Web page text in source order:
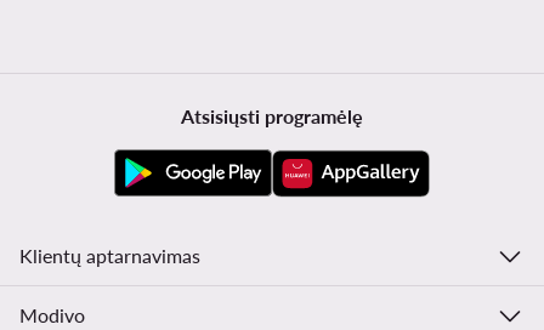
Atsisiųsti programėlę
Klientų aptarnavimas
Modivo